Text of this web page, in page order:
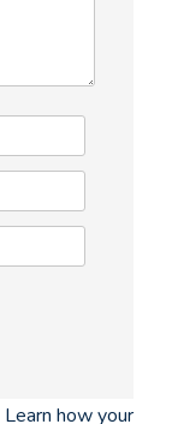
Learn how your